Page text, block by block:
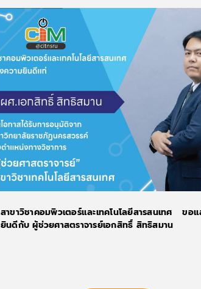
สาขาวิชาคอมพิวเตอร์และเทคโนโลยีสารสนเทศ ขอ
ยินดีกับ ผู้ช่วยศาสตราจารย์เอกสิทธิ์ สิทธิสมาน